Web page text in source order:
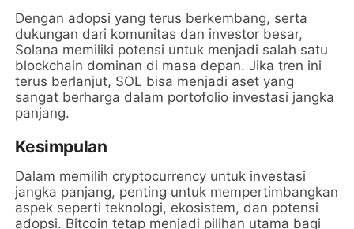
Dengan adopsi yang terus berkembang, serta
dukungan dari komunitas dan investor besar,
Solana memiliki potensi untuk menjadi salah satu
blockchain dominan di masa depan. Jika tren ini
terus berlanjut, SOL bisa menjadi aset yang
sangat berharga dalam portofolio investasi jangka
panjang.
Kesimpulan
Dalam memilih cryptocurrency untuk investasi
jangka panjang, penting untuk mempertimbangkan
aspek seperti teknologi, ekosistem, dan potensi
adopsi. Bitcoin tetap menjadi pilihan utama bagi